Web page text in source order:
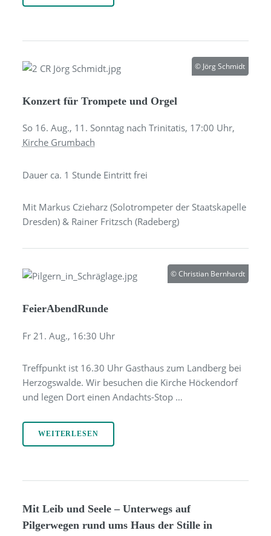
© Jörg Schmidt
Konzert für Trompete und Orgel
So 16. Aug., 11. Sonntag nach Trinitatis, 17:00 Uhr,
Kirche Grumbach
Dauer ca. 1 Stunde Eintritt frei
Mit Markus Czieharz (Solotrompeter der Staatskapelle
Dresden) & Rainer Fritzsch (Radeberg)
© Christian Bernhardt
FeierAbendRunde
Fr 21. Aug., 16:30 Uhr
Treffpunkt ist 16.30 Uhr Gasthaus zum Landberg bei
Herzogswalde. Wir besuchen die Kirche Höckendorf
und legen Dort einen Andachts-Stop …
WEITERLESEN
Mit Leib und Seele – Unterwegs auf
Pilgerwegen rund ums Haus der Stille in